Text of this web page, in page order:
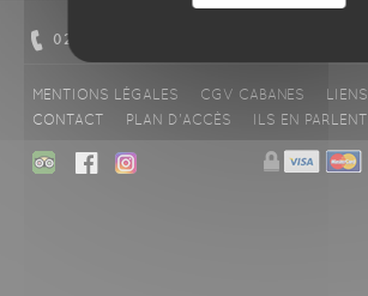
02 37 49 80 01
MENTIONS LÉGALES CGV CABANES LIENS
CONTACT
PLAN D'ACCÈS ILS EN PARLENT